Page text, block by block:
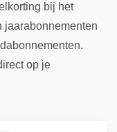
bij het
jaarabonnementen
op je